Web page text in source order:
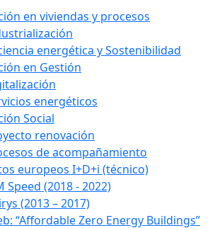
en viviendas y procesos
energética y Sostenibilidad
en Gestión
energéticos
Social
renovación
de acompañamiento
europeos I+D+i (técnico)
Speed (2018 - 2022)
(2013 – 2017)
“Affordable Zero Energy Buildings”